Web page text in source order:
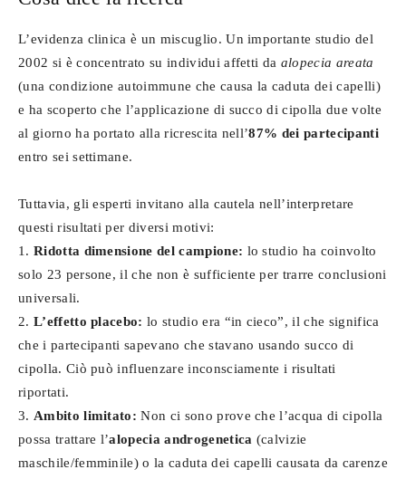
L’evidenza clinica è un miscuglio. Un importante studio del
2002 si è concentrato su individui affetti da alopecia areata
(una condizione autoimmune che causa la caduta dei capelli)
e ha scoperto che l’applicazione di succo di cipolla due volte
al giorno ha portato alla ricrescita nell’87% dei partecipanti
entro sei settimane.
Tuttavia, gli esperti invitano alla cautela nell’interpretare
questi risultati per diversi motivi:
1. Ridotta dimensione del campione: lo studio ha coinvolto
solo 23 persone, il che non è sufficiente per trarre conclusioni
universali.
2. L’effetto placebo: lo studio era “in cieco”, il che significa
che i partecipanti sapevano che stavano usando succo di
cipolla. Ciò può influenzare inconsciamente i risultati
riportati.
3. Ambito limitato: Non ci sono prove che l’acqua di cipolla
possa trattare l’alopecia androgenetica (calvizie
maschile/femminile) o la caduta dei capelli causata da carenze